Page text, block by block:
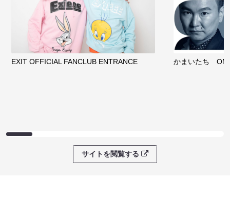
EXIT OFFICIAL FANCLUB ENTRANCE かまいたち
サイトを閲覧する